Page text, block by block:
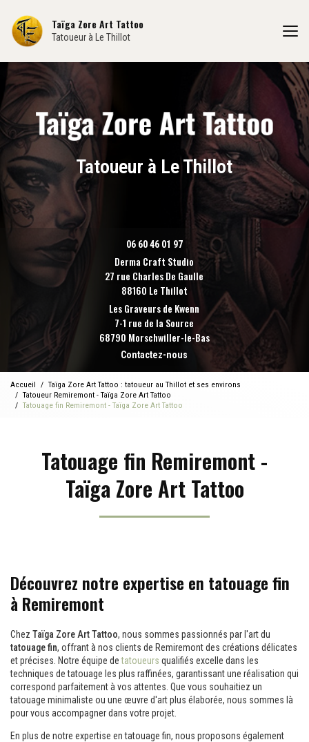
contenu
principal
Taïga Zore Art Tattoo
Tatoueur à Le Thillot
Tatoueur à Le Thillot
06 60 46 01 97
Derma Craft Studio
27 rue Charles De Gaulle
88160 Le Thillot
Les Graveurs de Kwenn
7-1 rue de la Source
68790 Morschwiller-le-Bas
Contactez-nous
Accueil
Taïga Zore Art Tattoo : tatoueur au Thillot et ses environs
Tatoueur Remiremont - Taïga Zore Art Tattoo
Tatouage fin Remiremont - Taïga Zore Art Tattoo
Tatouage fin Remiremont -
Taïga Zore Art Tattoo
Découvrez notre expertise en tatouage fin
à Remiremont
Chez Taïga Zore Art Tattoo, nous sommes passionnés par l'art du
tatouage fin, offrant à nos clients de Remiremont des créations délicates
et précises. Notre équipe detatoueurs qualifiés excelle dans les
techniques de tatouage les plus raffinées, garantissant une réalisation qui
correspond parfaitement à vos attentes. Que vous souhaitiez un
tatouage minimaliste ou une œuvre d'art plus élaborée, nous sommes là
pour vous accompagner dans votre projet.
En plus de notre expertise en tatouage fin, nous proposons également